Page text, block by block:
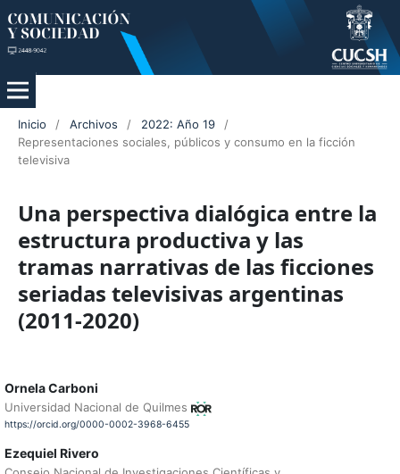
Inicio / Archivos / 2022: Año 19
/
Representaciones sociales, públicos y consumo en la ficción
televisiva
Una perspectiva dialógica entre la
estructura productiva y las
tramas narrativas de las ficciones
seriadas televisivas argentinas
(2011-2020)
Ornela Carboni
Universidad Nacional de Quilmes
https://orcid.org/0000-0002-3968-6455
Ezequiel Rivero